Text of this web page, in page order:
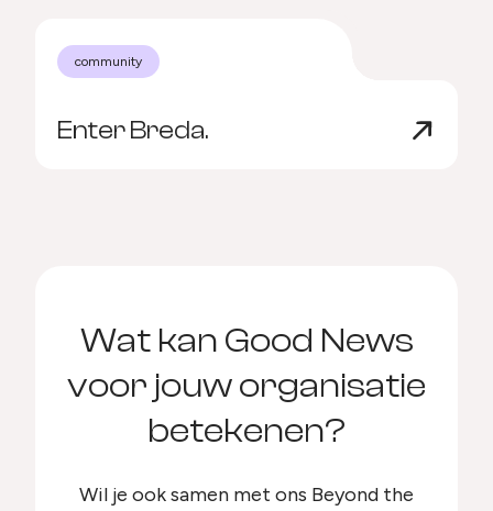
community
Enter Breda.
Wat kan Good News
voor jouw organisatie
betekenen?
Wil je ook samen met ons Beyond the